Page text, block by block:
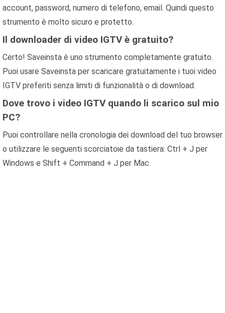
account, password, numero di telefono, email. Quindi questo
strumento è molto sicuro e protetto.
Il downloader di video IGTV è gratuito?
Certo! Saveinsta è uno strumento completamente gratuito.
Puoi usare Saveinsta per scaricare gratuitamente i tuoi video
IGTV preferiti senza limiti di funzionalità o di download.
Dove trovo i video IGTV quando li scarico sul mio
PC?
Puoi controllare nella cronologia dei download del tuo browser
o utilizzare le seguenti scorciatoie da tastiera: Ctrl + J per
Windows e Shift + Command + J per Mac.